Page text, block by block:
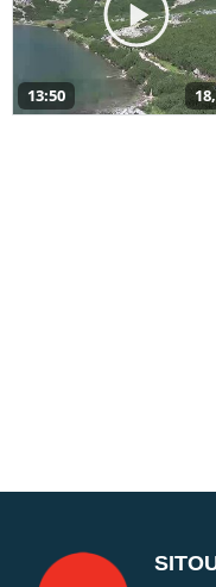
13:50